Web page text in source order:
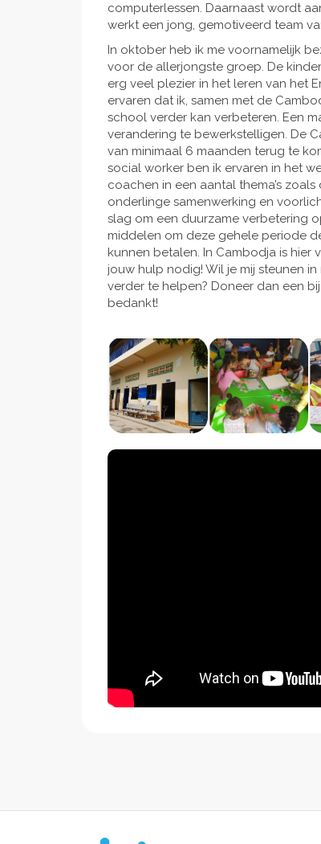
computerlessen. Daarnaast wordt
werkt een jong, gemotiveerd team
In oktober heb ik me voornamelijk
voor de allerjongste groep. De
erg veel plezier in het leren van het
ervaren dat ik, samen met de
school verder kan verbeteren. Een
verandering te bewerkstelligen. De
van minimaal 6 maanden terug te
social worker ben ik ervaren in het
coachen in een aantal thema’s
onderlinge samenwerking en
slag om een duurzame verbetering
middelen om deze gehele periode
kunnen betalen. In Cambodja is
jouw hulp nodig! Wil je mij steunen
verder te helpen? Doneer dan een
bedankt!